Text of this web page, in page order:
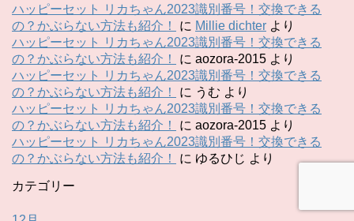
ハッピーセット リカちゃん2023識別番号！交換できる
の？かぶらない方法も紹介！
に Millie dichter より
ハッピーセット リカちゃん2023識別番号！交換できる
の？かぶらない方法も紹介！
に aozora-2015 より
ハッピーセット リカちゃん2023識別番号！交換できる
の？かぶらない方法も紹介！
に うむ より
ハッピーセット リカちゃん2023識別番号！交換できる
の？かぶらない方法も紹介！
に aozora-2015 より
ハッピーセット リカちゃん2023識別番号！交換できる
の？かぶらない方法も紹介！
に ゆるひじ より
カテゴリー